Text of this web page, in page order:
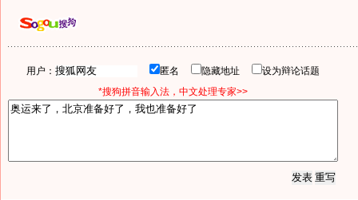
用户： 匿名 隐藏地址
设为辩论话题
*搜狗拼音输入法，中文处理专家>>